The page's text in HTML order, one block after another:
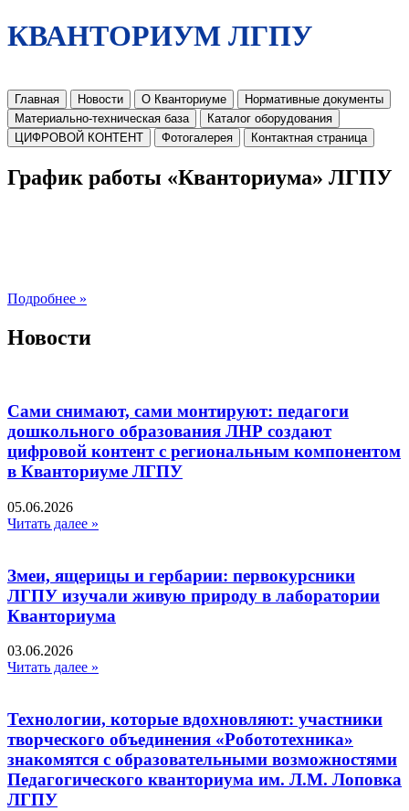
КВАНТОРИУМ ЛГПУ
Главная Новости О Кванториуме
Нормативные документы
Материально-техническая база
Каталог оборудования
ЦИФРОВОЙ КОНТЕНТ
Фотогалерея Контактная страница
График работы «Кванториума» ЛГПУ
Подробнее »
Новости
Сами снимают, сами монтируют: педагоги
дошкольного образования ЛНР создают
цифровой контент с региональным компонентом
в Кванториуме ЛГПУ​
05.06.2026
Читать далее »
Змеи, ящерицы и гербарии: первокурсники
ЛГПУ изучали живую природу в лаборатории
Кванториума
03.06.2026
Читать далее »
Технологии, которые вдохновляют: участники
творческого объединения «Робототехника»
знакомятся с образовательными возможностями
Педагогического кванториума им. Л.М. Лоповка
ЛГПУ